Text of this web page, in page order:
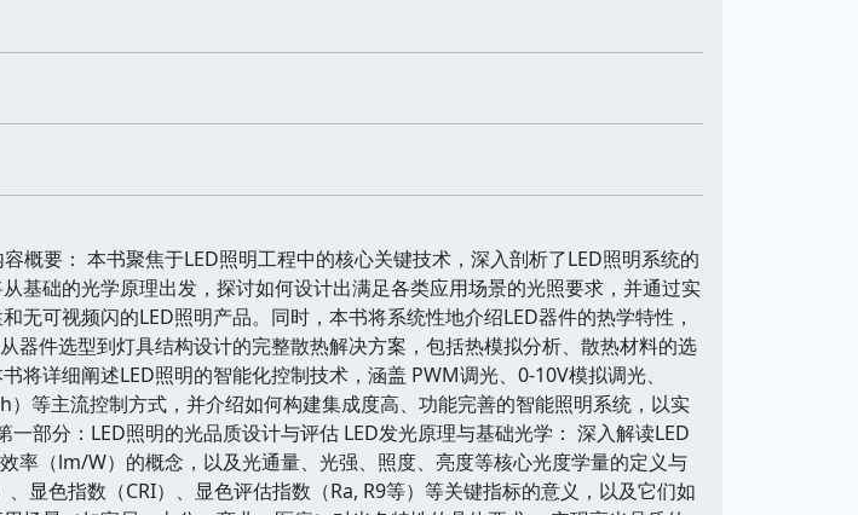
概要： 本书聚焦于LED照明工程中的核心关键技术，深入剖析了LED照明系统的
基础的光学原理出发，探讨如何设计出满足各类应用场景的光照要求，并通过实
无可视频闪的LED照明产品。同时，本书将系统性地介绍LED器件的热学特性，
器件选型到灯具结构设计的完整散热解决方案，包括热模拟分析、散热材料的选
将详细阐述LED照明的智能化控制技术，涵盖 PWM调光、0-10V模拟调光、
等主流控制方式，并介绍如何构建集成度高、功能完善的智能照明系统，以实
部分：LED照明的光品质设计与评估 LED发光原理与基础光学： 深入解读LED
率（lm/W）的概念，以及光通量、光强、照度、亮度等核心光度学量的定义与
显色指数（CRI）、显色评估指数（Ra, R9等）等关键指标的意义，以及它们如